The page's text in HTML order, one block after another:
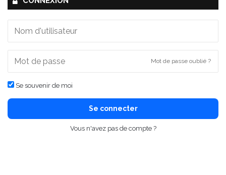
Mot de passe oublié ?
Se souvenir de moi
Se connecter
Vous n'avez pas de compte ?